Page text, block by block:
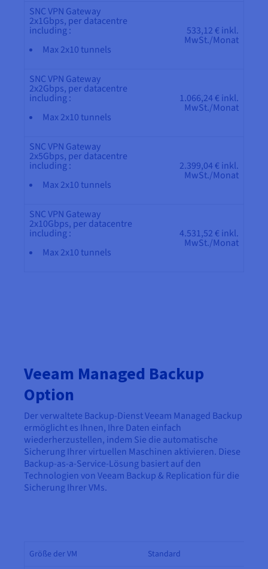
SNC VPN Gateway
2x1Gbps, per datacentre
including :
Max 2x10 tunnels
533,12 € inkl.
MwSt./Monat
SNC VPN Gateway
2x2Gbps, per datacentre
including :
Max 2x10 tunnels
1.066,24 € inkl.
MwSt./Monat
SNC VPN Gateway
2x5Gbps, per datacentre
including :
Max 2x10 tunnels
2.399,04 € inkl.
MwSt./Monat
SNC VPN Gateway
2x10Gbps, per datacentre
including :
Max 2x10 tunnels
4.531,52 € inkl.
MwSt./Monat
Veeam Managed Backup
Option
Der verwaltete Backup-Dienst Veeam Managed Backup
ermöglicht es Ihnen, Ihre Daten einfach
wiederherzustellen, indem Sie die automatische
Sicherung Ihrer virtuellen Maschinen aktivieren. Diese
Backup-as-a-Service-Lösung basiert auf den
Technologien von Veeam Backup & Replication für die
Sicherung Ihrer VMs.
Größe der VM Standard